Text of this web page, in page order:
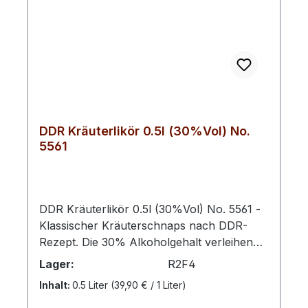
DDR Kräuterlikör 0.5l (30%Vol) No.
5561
DDR Kräuterlikör 0.5l (30%Vol) No. 5561 -
Klassischer Kräuterschnaps nach DDR-
Rezept. Die 30% Alkoholgehalt verleihen
diesem Likör eine angenehme Intensität, die
perfekt ausbalanciert ist und dennoch die
vielschichtigen Aromen der Kräuter
Lager: R2F4
Inhalt: 0.5 Liter (39,90 € / 1 Liter)